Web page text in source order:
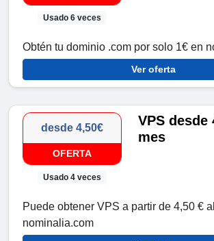
Usado 6 veces
Obtén tu dominio .com por solo 1€ en
Ver oferta
desde 4,50€
OFERTA
Usado 4 veces
VPS desde
mes
Puede obtener VPS a partir de 4,50 €
nominalia.com